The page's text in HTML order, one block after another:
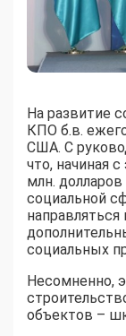
На развитие
КПО б.в.
США. С
что, начиная
млн.
социальной
социальных
Несомненно,
объектов –